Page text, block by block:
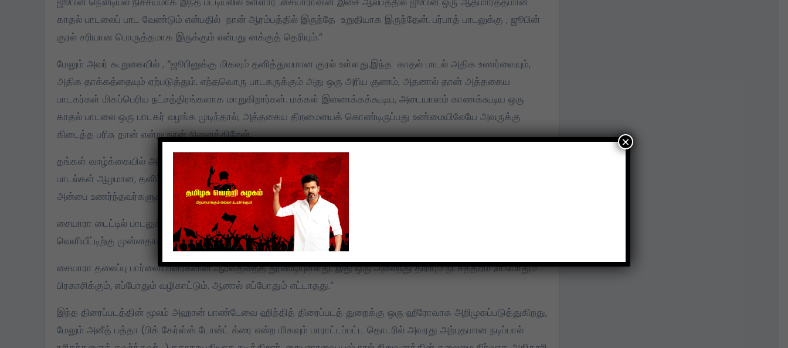
காதல் பாடலைப் பாட வேண்டும் என்பதில் நான் ஆரம்பத்தில் இருந்தே உறுதியாக இருந்தேன். பர்பாத் பாடலுக்கு , ஜூபின்
குரல் சரியான பொருத்தமாக இருக்கும் என்பது னக்குத் தெரியும்.”
மேலும் அவர் கூறுகையில் , “ஜூபினுக்கு மிகவும் தனித்துவமான குரல் உள்ளது.இந்த காதல் பாடல் அதிக உணர்வையும்,
அதிக தாக்கத்தையும் ஏற்படுத்தும். எந்தவொரு பாடகருக்கும் அது ஒரு அரிய குணம், அதனால் தான் அத்தகைய
பாடகர்கள் மிகப்பெரிய நட்சத்திரங்களாக மாறுகிறார்கள். மக்கள் இணைக்கக்கூடிய, அடையாளம் காணக்கூடிய ஒரு
காதல் பாடலை ஒரு பாடகர் வழங்க முடிந்தால், அத்தகைய திறமையைக் கொண்டிருப்பது உண்மையிலேயே அவருக்கு
கிடைத்த பரிசு தான் என்று நான் நினைக்கிறேன்.
தங்கள் வாழ்க்கையில் அன்பை,காதலை உணர்ந்த அனைவருக்கும் பர்பாத் பாடல் ஒரு ஏக்கமாக இருக்கும் . காதல்
பாடல்கள் ஆழமான, தனிப்பட்ட ஏக்கத்தைத் தூண்டும் சக்தியைக் கொண்டது. எனவே பர்பாத் பாடல் தங்கள் வாழ்க்கையில்
அன்பை உணர்ந்தவர்களுக்கு அதை ஏற்படுத்தும் என்று நான் நம்புகிறேன்.
சையாரா டைட்டில் பாடலுக்கு கிடைத்த நம்பமுடியாத வரவேற்பைத் தொடர்ந்து, மக்கள் பர்பாத் பாடலையும் விரும்புவார்கள் .
வெளியீட்டிற்கு முன்னதாக எங்கள் படத்திற்கு அதிக அன்பைக் கொடுப்பார்கள் என்றும் நாங்கள் நம்புகிறோம் .
சையாரா தலைப்பு பார்வையாளர்களின் ஆர்வத்தைத் தூண்டியுள்ளது. இது ஒரு அலைந்து திரியும் நட்சத்திரம் ,எப்போதும்
பிரகாசிக்கும், எப்போதும் வழிகாட்டும், ஆனால் எப்போதும் எட்டாதது.”
இந்த திரைப்படத்தின் மூலம் அஹான் பாண்டேவை ஹிந்தித் திரைப்படத் துறைக்கு ஒரு ஹீரோவாக அறிமுகப்படுத்துகிறது,
மேலும் அனீத் பத்தா (பிக் கேர்ள்ஸ் டோன்ட் க்ரை என்ற மிகவும் பாராட்டப்பட்ட தொடரில் அவரது அற்புதமான நடிப்பால்
எங்களின் அடையாளம்.
எந்த ஆதாயமும் இன்றி
என்னோடு பயணிக்கும்
என் தொண்டர்களின்
உணர்வுகளை
மதிக்கிறேன்.
×